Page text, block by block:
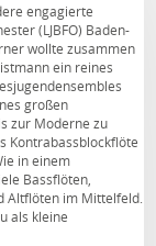
engagierte
(LJBFO) Baden-
wollte zusammen
ein reines
großen
zur Moderne zu
Kontrabassblockflöte
in einem
Bassflöten,
Altflöten im Mittelfeld.
als kleine